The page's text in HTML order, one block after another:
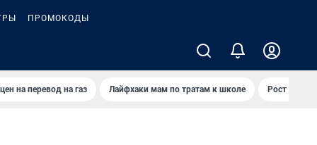
ПРОМОКОДЫ
на перевод на газ Лайфхаки мам по тратам к школе Рост цен на